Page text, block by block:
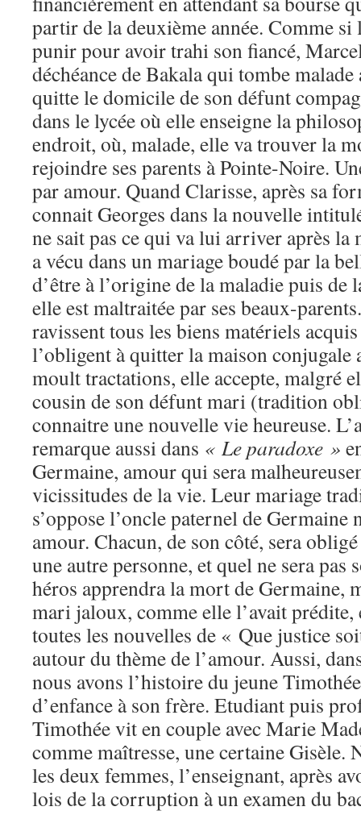
partir de la deuxième année. Comme
punir pour avoir trahi son fiancé,
déchéance de Bakala qui tombe
quitte le domicile de son défunt
dans le lycée où elle enseigne la
endroit, où, malade, elle va trouver la
rejoindre ses parents à Pointe-Noire.
par amour. Quand Clarisse, après sa
connait Georges dans la nouvelle
ne sait pas ce qui va lui arriver après
a vécu dans un mariage boudé par la
d’être à l’origine de la maladie puis de
elle est maltraitée par ses beaux-
ravissent tous les biens matériels
l’obligent à quitter la maison conjugale
moult tractations, elle accepte, malgré
cousin de son défunt mari (tradition
connaitre une nouvelle vie heureuse.
remarque aussi dans « Le paradoxe »
Germaine, amour qui sera
vicissitudes de la vie. Leur mariage
s’oppose l’oncle paternel de
amour. Chacun, de son côté, sera
une autre personne, et quel ne sera pas
héros apprendra la mort de Germaine,
mari jaloux, comme elle l’avait prédite,
toutes les nouvelles de « Que justice
autour du thème de l’amour. Aussi,
nous avons l’histoire du jeune
d’enfance à son frère. Etudiant puis
Timothée vit en couple avec Marie
comme maîtresse, une certaine Gisèle.
les deux femmes, l’enseignant, après
lois de la corruption à un examen du